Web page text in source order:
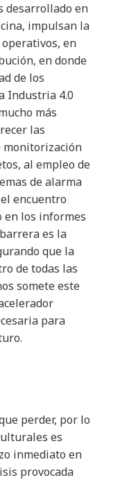
desarrollado en
impulsan la
en
en donde
de los
Industria 4.0
más
las
monitorización
al empleo de
de alarma
encuentro
en los informes
es la
que la
de todas las
somete este
para
perder, por lo
es
inmediato en
provocada